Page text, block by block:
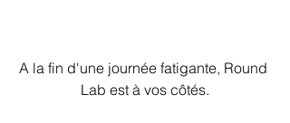
A la fin d'une journée fatigante, Round
Lab est à vos côtés.